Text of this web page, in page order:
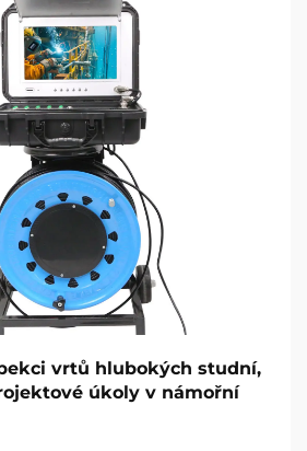
vrtů hlubokých studní,
úkoly v námořní